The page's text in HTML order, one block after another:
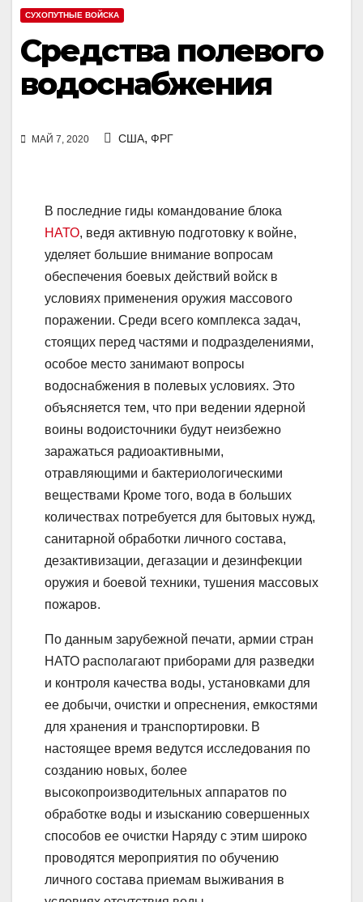
СУХОПУТНЫЕ ВОЙСКА
Средства полевого
водоснабжения
МАЙ 7, 2020 США, ФРГ
В последние гиды командование блока
НАТО, ведя активную подготовку к войне,
уделяет большие внимание вопросам
обеспечения боевых действий войск в
условиях применения оружия массового
поражении. Среди всего комплекса задач,
стоящих перед частями и подразделениями,
особое место занимают вопросы
водоснабжения в полевых условиях. Это
объясняется тем, что при ведении ядерной
воины водоисточники будут неизбежно
заражаться радиоактивными,
отравляющими и бактериологическими
веществами Кроме того, вода в больших
количествах потребуется для бытовых нужд,
санитарной обработки личного состава,
дезактивизации, дегазации и дезинфекции
оружия и боевой техники, тушения массовых
пожаров.
По данным зарубежной печати, армии стран
НАТО располагают приборами для разведки
и контроля качества воды, установками для
ее добычи, очистки и опреснения, емкостями
для хранения и транспортировки. В
настоящее время ведутся исследования по
созданию новых, более
высокопроизводительных аппаратов по
обработке воды и изысканию совершенных
способов ее очистки Наряду с этим широко
проводятся мероприятия по обучению
личного состава приемам выживания в